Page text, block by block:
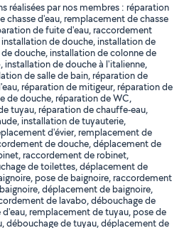
réalisées par nos membres : réparation
chasse d'eau, remplacement de chasse
de fuite d'eau, raccordement
de douche, installation de
douche, installation de colonne de
installation de douche à l'italienne,
de salle de bain, réparation de
réparation de mitigeur, réparation de
de douche, réparation de WC,
tuyau, réparation de chauffe-eau,
installation de tuyauterie,
d'évier, remplacement de
de douche, déplacement de
raccordement de robinet,
de toilettes, déplacement de
pose de baignoire, raccordement
déplacement de baignoire,
de lavabo, débouchage de
remplacement de tuyau, pose de
débouchage de tuyau, déplacement de